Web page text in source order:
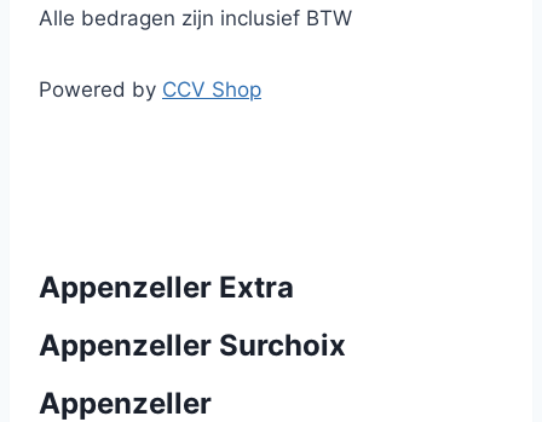
Alle bedragen zijn inclusief BTW
Powered by CCV Shop
Appenzeller Extra
Appenzeller Surchoix
Appenzeller